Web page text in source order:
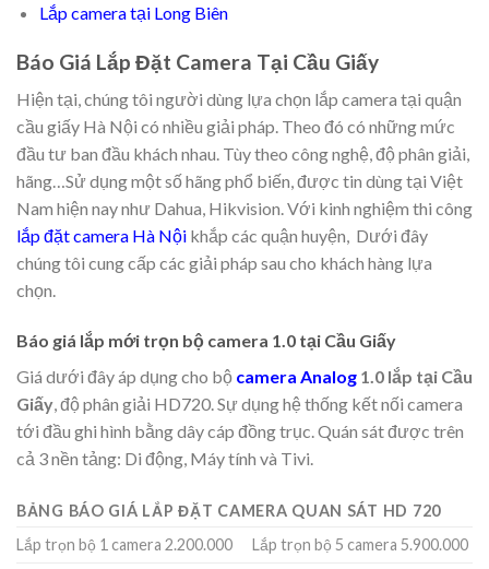
Lắp camera tại Long Biên
Báo Giá Lắp Đặt Camera Tại Cầu Giấy
Hiện tại, chúng tôi người dùng lựa chọn lắp camera tại quận
cầu giấy Hà Nội có nhiều giải pháp. Theo đó có những mức
đầu tư ban đầu khách nhau. Tùy theo công nghệ, độ phân giải,
hãng…Sử dụng một số hãng phổ biến, được tin dùng tại Việt
Nam hiện nay như Dahua, Hikvision. Với kinh nghiệm thi công
lắp đặt camera Hà Nội khắp các quận huyện, Dưới đây
chúng tôi cung cấp các giải pháp sau cho khách hàng lựa
chọn.
Báo giá lắp mới trọn bộ camera 1.0 tại Cầu Giấy
Giá dưới đây áp dụng cho bộ camera Analog 1.0 lắp tại Cầu
Giấy, độ phân giải HD720. Sự dụng hệ thống kết nối camera
tới đầu ghi hình bằng dây cáp đồng trục. Quán sát được trên
cả 3 nền tảng: Di động, Máy tính và Tivi.
BẢNG BÁO GIÁ LẮP ĐẶT CAMERA QUAN SÁT HD 720
Lắp trọn bộ 1 camera 2.200.000
Lắp trọn bộ 5 camera 5.900.000